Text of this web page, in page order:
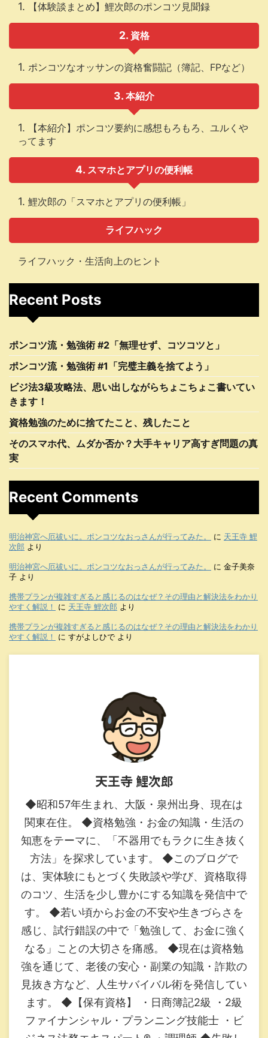
【体験談まとめ】鯉次郎のポンコツ見聞録
資格
ポンコツなオッサンの資格奮闘記（簿記、FPなど）
本紹介
【本紹介】ポンコツ要約に感想もろもろ、ユルくや
ってます
スマホとアプリの便利帳
鯉次郎の「スマホとアプリの便利帳」
ライフハック
ライフハック・生活向上のヒント
Recent Posts
ポンコツ流・勉強術 #2「無理せず、コツコツと」
ポンコツ流・勉強術 #1「完璧主義を捨てよう」
ビジ法3級攻略法、思い出しながらちょこちょこ書いてい
きます！
資格勉強のために捨てたこと、残したこと
そのスマホ代、ムダか否か？大手キャリア高すぎ問題の真
実
Recent Comments
明治神宮へ厄祓いに。ポンコツなおっさんが行ってみた。 に 天王寺 鯉
次郎 より
明治神宮へ厄祓いに。ポンコツなおっさんが行ってみた。 に 金子美奈
子 より
携帯プランが複雑すぎると感じるのはなぜ？その理由と解決法をわかり
やすく解説！
に 天王寺 鯉次郎 より
携帯プランが複雑すぎると感じるのはなぜ？その理由と解決法をわかり
やすく解説！
に すがよしひで より
天王寺 鯉次郎
◆昭和57年生まれ、大阪・泉州出身、現在は
関東在住。 ◆資格勉強・お金の知識・生活の
知恵をテーマに、「不器用でもラクに生き抜く
方法」を探求しています。 ◆このブログで
は、実体験にもとづく失敗談や学び、資格取得
のコツ、生活を少し豊かにする知識を発信中で
す。 ◆若い頃からお金の不安や生きづらさを
感じ、試行錯誤の中で「勉強して、お金に強く
なる」ことの大切さを痛感。 ◆現在は資格勉
強を通じて、老後の安心・副業の知識・詐欺の
見抜き方など、人生サバイバル術を発信してい
ます。 ◆【保有資格】 ・日商簿記2級 ・2級
ファイナンシャル・プランニング技能士 ・ビ